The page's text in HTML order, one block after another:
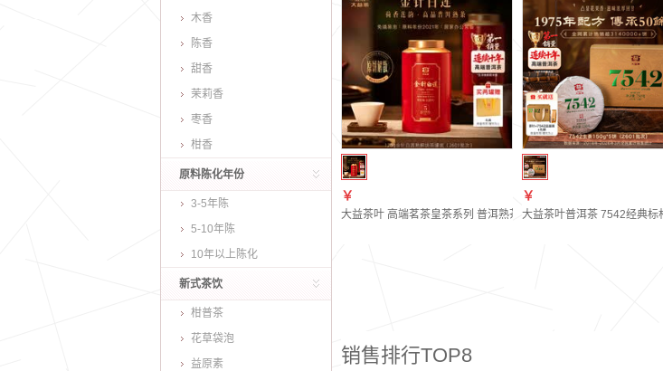
木香
陈香
甜香
茉莉香
枣香
柑香
原料陈化年份
3-5年陈
5-10年陈
10年以上陈化
新式茶饮
柑普茶
花草袋泡
益原素
￥
大益茶叶 高端茗茶皇茶系列 普洱熟茶 茶叶自饮 金针白莲 【5年陈
￥
大益茶叶普洱茶 7542经典
销售排行TOP8